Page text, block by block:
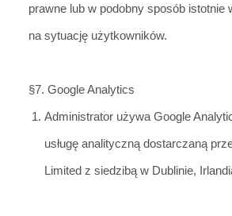
prawne lub w podobny sposób istotnie
na sytuację użytkowników.
§7. Google Analytics
Administrator używa Google
usługę analityczną dostarczaną
Limited z siedzibą w Dublinie,